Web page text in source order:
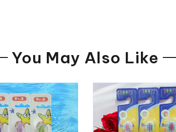
You May Also Like